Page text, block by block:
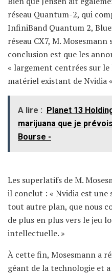
réseau Quantum-2, qui
InfiniBand Quantum 2,
réseau CX7, M.
conclusion est que les
« largement centrées sur
matériel existant de Nvidia
A lire : Planet 13
marijuana que je
Bourse -
Les superlatifs de M.
il conclut : « Nvidia est une
tout autre plan, que nous
de plus en plus vers le jeu
intellectuelle. »
À cette fin, Mosesmann a
géant de la technologie et